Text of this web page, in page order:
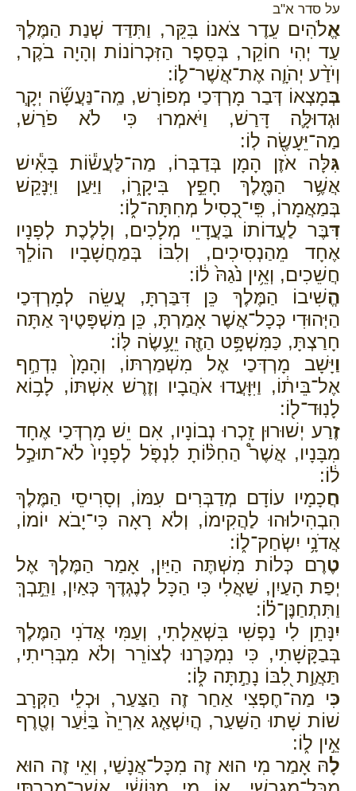
על סדר א"ב
אֱלֹהִים עֵדֶר צֹאנוֹ בִּקֵּר, וַתִּדַּד שְׁנַת הַמֶּלֶךְ
עַד יְהִי חוֹקֵר, בְּסֵפֶר הַזִּכְרוֹנוֹת וְהָיָה בֹקֶר,
וְיֹדַ֨ע יְהֹוָ֧ה אֶת־אֲשֶׁר־ל֛וֹ:
בְּמָצְאוֹ דְּבַר מָרְדְּכַי מְפוֹרָשׁ, מַֽה־נַּעֲשָׂ֞ה יְקָ֧ר
וּגְדוּלָּ֛ה דָּרַשׁ, וַיֹּאמְרוּ כִּי לֹא פֹרַשׁ,
מַה־יֵּעָשֶׂ֖ה לֽוֹ:
גִּלָּה אֹזֶן הָמָן בְּדַבְּרוֹ, מַה־לַּעֲשׂ֕וֹת בָּאִ֕ישׁ
אֲשֶׁ֥ר הַמֶּ֖לֶךְ חָפֵ֣ץ בִּיקָר֑וֹ, וַיַּעַן וַיִּנָּקֵשׁ
בְּמַאֲמָרוֹ, פִּֽי־כְ֭סִיל מְחִתָּה־ל֑וֹ:
דִּבֶּר לַעֲדוֹתוֹ בַּעֲדָיֵי מְלָכִים, וְלָלֶכֶת לְפָנָיו
אֶחָד מֵהַנְסִיכִים, וְלִבּוֹ בְּמַחֲשָׁבָיו הוֹלֵךְ
חֲשֵׁכִים, וְאֵ֥ין נֹ֙גַהּ֙ ל֔וֹ:
הֱשִׁיבוֹ הַמֶּלֶךְ כֵּן דִּבַּרְתָּ, עֲשֵׂה לְמָרְדְּכַי
הַיְּהוּדִי כְּכָל־אֲשֶׁר אָמַרְתָּ, כֵּן מִשְׁפָּטֶיךָ אַתָּה
חָרַצְתָּ, כַּמִּשְׁפָּ֥ט הַזֶּ֖ה יֵעָ֥שֶׂה לּֽוֹ:
וַיָּשָׁב מָרְדְּכַי אֶל מִשְׁמַרְתּוֹ, וְהָמָן֙ נִדְחַ֣ף
אֶל־בֵּית֔וֹ, וַיִּוָּעֲדוּ אֹהֲבָיו וְזֶרֶשׁ אִשְׁתּוֹ, לָב֥וֹא
לָנֽוּד־ל֖וֹ:
זֶרַע יְשׁוּרוּן זָֽכְרוּ נְבוֹנָיו, אִם יֵשׁ מָרְדְּכַי אֶחָד
מִבָּנָיו, אֲשֶׁר֩ הַחִלּ֨וֹתָ לִנְפֹּ֤ל לְפָנָיו֙ לֹא־תוּכַ֣ל
ל֔וֹ:
חֲכָמָיו עוֹדָם מְדַבְּרִים עִמּוֹ, וְסָרִיסֵי הַמֶּלֶךְ
הִבְהִילוּהוּ לַהֲקִימוֹ, וְלֹא רָאָה כִּי־יָבֹא יוֹמוֹ,
אֲדֹנָ֥י יִשְׂחַק־ל֑וֹ:
טֶרֶם כְּלוֹת מִשְׁתֶּה הַיַּיִן, אָמַר הַמֶּלֶךְ אֶל
יְפַת הָעַיִן, שַׁאֲלִי כִּי הַכָּל לְנֶגְדֶּךְ כְּאַיִן, וַתֵּ֣בְךְּ
וַתִּתְחַנֶּן־ל֗וֹ:
יִנָּתֵן לִי נַפְשִׁי בִּשְׁאֵלָתִי, וְעַמִּי אֲדֹנִי הַמֶּלֶךְ
בְּבַקָּשָׁתִי, כִּי נִמְכַּרְנוּ לְצוֹרֵר וְלֹא מִבְּרִיתִי,
תַּאֲוַ֣ת לִ֭בּוֹ נָתַ֣תָּה לּ֑וֹ:
כִּי מַה־חֶפְצִי אַחַר זֶה הַצַּעַר, וּכְלֵי הַקְּרָב
שׁוֹת שָׁתוּ הַשַּׁעַר, הֲיִשְׁאַ֤ג אַרְיֵה֙ בַּיַּ֔עַר וְטֶ֖רֶף
אֵ֣ין ל֑וֹ:
לָהּ אָמַר מִי הוּא זֶה מִכָּל־אֲנָשַׁי, וְאֵי זֶה הוּא